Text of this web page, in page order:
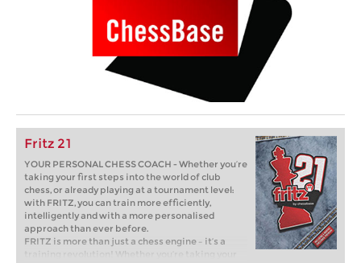
Fritz 21
YOUR PERSONAL CHESS COACH - Whether you’re
taking your first steps into the world of club
chess, or already playing at a tournament level:
with FRITZ, you can train more efficiently,
intelligently and with a more personalised
approach than ever before.
FRITZ is more than just a chess engine – it’s a
training revolution! Whether you’re taking your